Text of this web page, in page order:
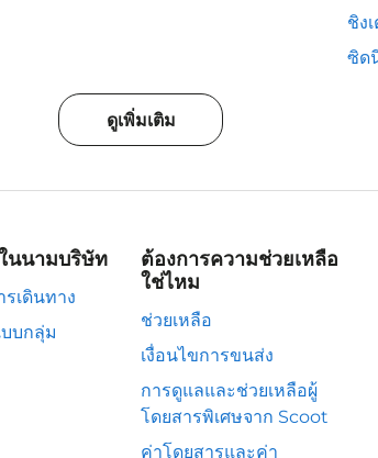
ชิง
ซิด
ดูเพิ่มเติม
นนามบริษัท
เดินทาง
บกลุ่ม
ต้องการความช่วยเหลือ
ใช่ไหม
ช่วยเหลือ
เงื่อนไขการขนส่ง
การดูแลและช่วยเหลือผู้
โดยสารพิเศษจาก Scoot
ค่าโดยสารและค่า